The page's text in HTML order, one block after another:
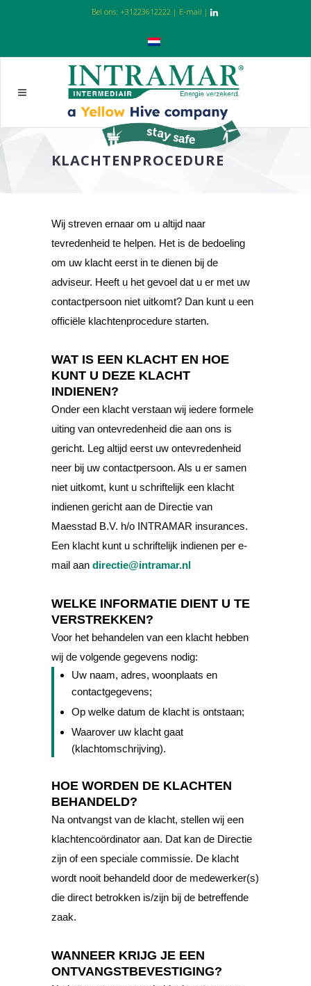
Bel ons: +31223612222 | E-mail |
KLACHTENPROCEDURE
Wij streven ernaar om u altijd naar
tevredenheid te helpen. Het is de bedoeling
om uw klacht eerst in te dienen bij de
adviseur. Heeft u het gevoel dat u er met uw
contactpersoon niet uitkomt? Dan kunt u een
officiële klachtenprocedure starten.
WAT IS EEN KLACHT EN HOE
KUNT U DEZE KLACHT
INDIENEN?
Onder een klacht verstaan wij iedere formele
uiting van ontevredenheid die aan ons is
gericht. Leg altijd eerst uw ontevredenheid
neer bij uw contactpersoon. Als u er samen
niet uitkomt, kunt u schriftelijk een klacht
indienen gericht aan de Directie van
Maesstad B.V. h/o INTRAMAR insurances.
Een klacht kunt u schriftelijk indienen per e-
mail aan directie@intramar.nl
WELKE INFORMATIE DIENT U TE
VERSTREKKEN?
Voor het behandelen van een klacht hebben
wij de volgende gegevens nodig:
Uw naam, adres, woonplaats en
contactgegevens;
Op welke datum de klacht is ontstaan;
Waarover uw klacht gaat
(klachtomschrijving).
HOE WORDEN DE KLACHTEN
BEHANDELD?
Na ontvangst van de klacht, stellen wij een
klachtencoördinator aan. Dat kan de Directie
zijn of een speciale commissie. De klacht
wordt nooit behandeld door de medewerker(s)
die direct betrokken is/zijn bij de betreffende
zaak.
WANNEER KRIJG JE EEN
ONTVANGSTBEVESTIGING?